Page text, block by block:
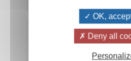
Nuova luce sui
OK,
Deny all